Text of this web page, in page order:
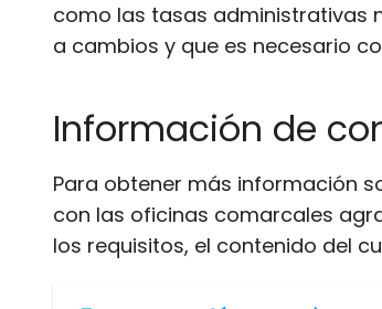
como las tasas administrativas
a cambios y que es necesario
Información de
Para obtener más información
con las oficinas comarcales
los requisitos, el contenido del